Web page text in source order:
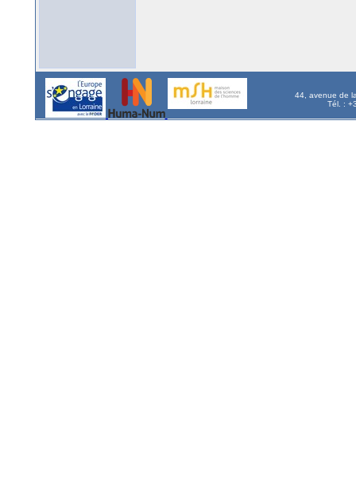
44, avenue de
Tél. :